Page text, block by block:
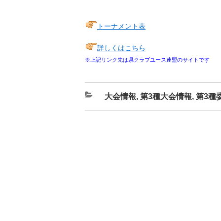
トーナメント表
詳しくはこちら
※上記リンク先は県クラブユース連盟のサイトです
カ
テ
大会情報, 第3種大会情報, 第3種